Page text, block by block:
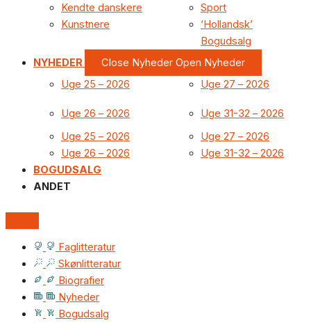
Kendte danskere
Kunstnere
Sport
‘Hollandsk’
Bogudsalg
NYHEDER
Close Nyheder Open Nyheder
Uge 25 – 2026
Uge 26 – 2026
Uge 27 – 2026
Uge 31-32 – 2026
Uge 25 – 2026
Uge 26 – 2026
Uge 27 – 2026
Uge 31-32 – 2026
BOGUDSALG
ANDET
Faglitteratur
Skønlitteratur
Biografier
Nyheder
Bogudsalg